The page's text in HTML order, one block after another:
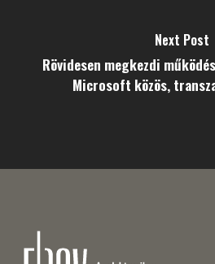
Next Post
Rövidesen megkezdi
Microsoft közös,